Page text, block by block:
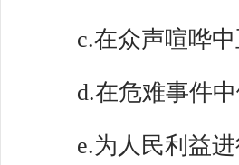
c.在众声喧哗中
d.在危难事件中
e.为人民利益进